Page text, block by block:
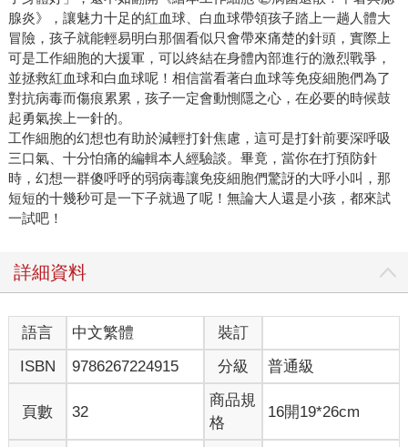
腺炎》，讓魅力十足的紅血球、白血球帶領孩子踏上一趟人體大
冒險，孩子就能輕易明白那個看似只會帶來痛楚的針頭，實際上
可是工作細胞的大援軍，可以終結在身體內部進行的激烈戰爭，
並拯救紅血球和白血球呢！相信當看著白血球等免疫細胞們為了
對抗病毒而傷痕累累，孩子一定會動惻隱之心，在必要的時候鼓
起勇氣挨上一針的。
工作細胞的幻想也有助於減輕打針焦慮，這可是打針前要深呼吸
三口氣、十分怕痛的編輯本人經驗談。畢竟，當你在打預防針
時，幻想一群傻呼呼的弱病毒讓免疫細胞們驚訝的大呼小叫，那
短短的十幾秒可是一下子就過了呢！無論大人還是小孩，都來試
一試吧！
詳細資料
語言 中文繁體
裝訂
ISBN
9786267224915 分級 普通級
頁數 32
商品規
格
16開19*26cm